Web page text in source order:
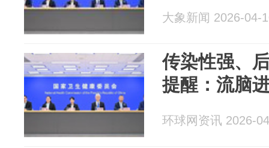
大象新闻 2026-04-
传染性强、
提醒：流脑
环球网资讯 2026-